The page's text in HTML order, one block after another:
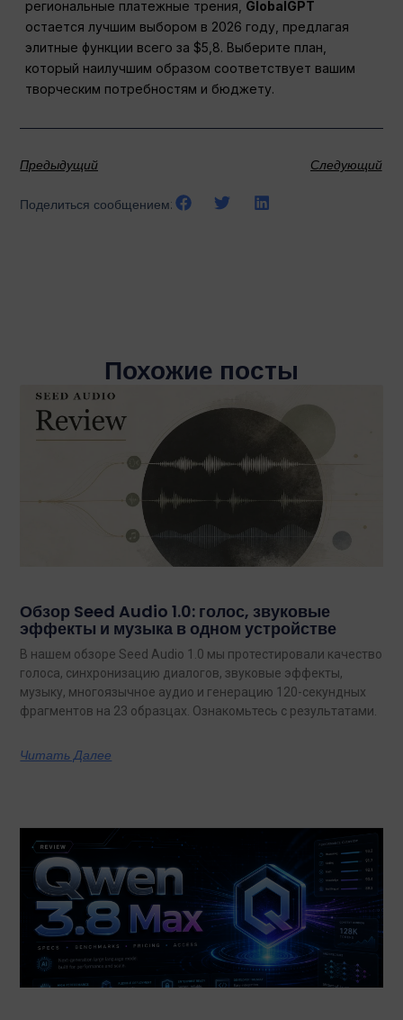
региональные платежные трения, GlobalGPT
остается лучшим выбором в 2026 году, предлагая
элитные функции всего за $5,8. Выберите план,
который наилучшим образом соответствует вашим
творческим потребностям и бюджету.
Предыдущий Следующий
Поделиться сообщением:
Похожие посты
Обзор Seed Audio 1.0: голос, звуковые
эффекты и музыка в одном устройстве
В нашем обзоре Seed Audio 1.0 мы протестировали качество
голоса, синхронизацию диалогов, звуковые эффекты,
музыку, многоязычное аудио и генерацию 120-секундных
фрагментов на 23 образцах. Ознакомьтесь с результатами.
Читать Далее